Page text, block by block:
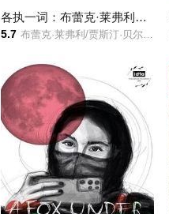
各执一词：布蕾克·莱弗利VS贾斯汀·贝尔杜尼
5.7 布蕾克·莱弗利/贾斯汀·贝尔杜尼/